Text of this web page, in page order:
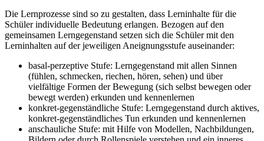
Die Lernprozesse sind so zu gestalten, dass Lerninhalte für die
Schüler individuelle Bedeutung erlangen. Bezogen auf den
gemeinsamen Lerngegenstand setzen sich die Schüler mit den
Lerninhalten auf der jeweiligen Aneignungsstufe auseinander:
basal-perzeptive Stufe: Lerngegenstand mit allen Sinnen
(fühlen, schmecken, riechen, hören, sehen) und über
vielfältige Formen der Bewegung (sich selbst bewegen oder
bewegt werden) erkunden und kennenlernen
konkret-gegenständliche Stufe: Lerngegenstand durch aktives,
konkret-gegenständliches Tun erkunden und kennenlernen
anschauliche Stufe: mit Hilfe von Modellen, Nachbildungen,